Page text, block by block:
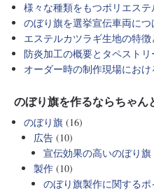
様々な種類をもつポリエステ
のぼり旗を選挙宣伝車両に
エステルカツラギ生地の特徴
防炎加工の概要とタペストリ
オーダー時の制作現場にお
のぼり旗を作るならちゃん
のぼり旗 (16)
広告 (10)
宣伝効果の高いのぼり旗
製作 (10)
のぼり旗製作に関するポ